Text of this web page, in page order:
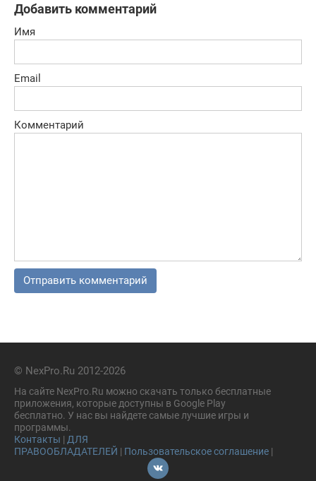
Добавить комментарий
Имя
Email
Комментарий
© NexPro.Ru 2012-2026
На сайте NexPro.Ru можно скачать только бесплатные
приложения, которые доступны в Google Play
бесплатно. У нас вы найдете самые лучшие игры и
программы.
Контакты | ДЛЯ
ПРАВООБЛАДАТЕЛЕЙ | Пользовательское соглашение |